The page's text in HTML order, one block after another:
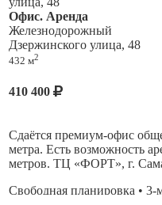
вход с улицы.
Основные характеристики:
* Площадь помещения
* Высота потолков — 3
* Состояние - хорошее, что
реализации любых бизнес-
производство и пр.).
* Удобное расположение в
Офис. Аренда
Железнодорожный
Дзержинского улица, 48
432 м2
410 400
Сдаётся премиум-офис
метра. Есть возможность
метров. ТЦ «ФОРТ», г.
Свободная планировка • 3-